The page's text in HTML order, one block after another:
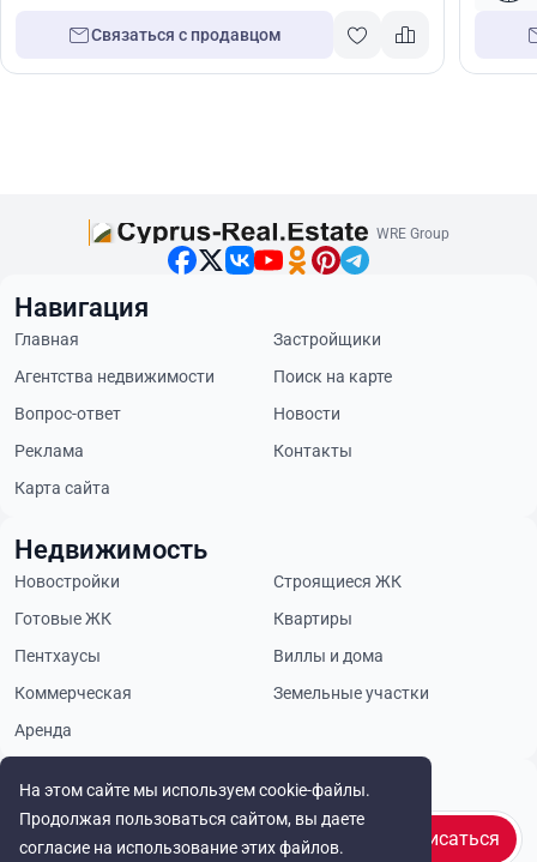
Связаться с продавцом
На этом сайте мы используем cookie-файлы.
Продолжая пользоваться сайтом, вы даете
согласие на использование этих файлов.
WRE Group
Будьте в курсе
Подписаться
Навигация
Главная
Застройщики
Агентства недвижимости
Поиск на карте
Вопрос-ответ
Новости
Реклама
Контакты
Карта сайта
Недвижимость
Новостройки
Строящиеся ЖК
Готовые ЖК
Квартиры
Пентхаусы
Виллы и дома
Коммерческая
Земельные участки
Аренда